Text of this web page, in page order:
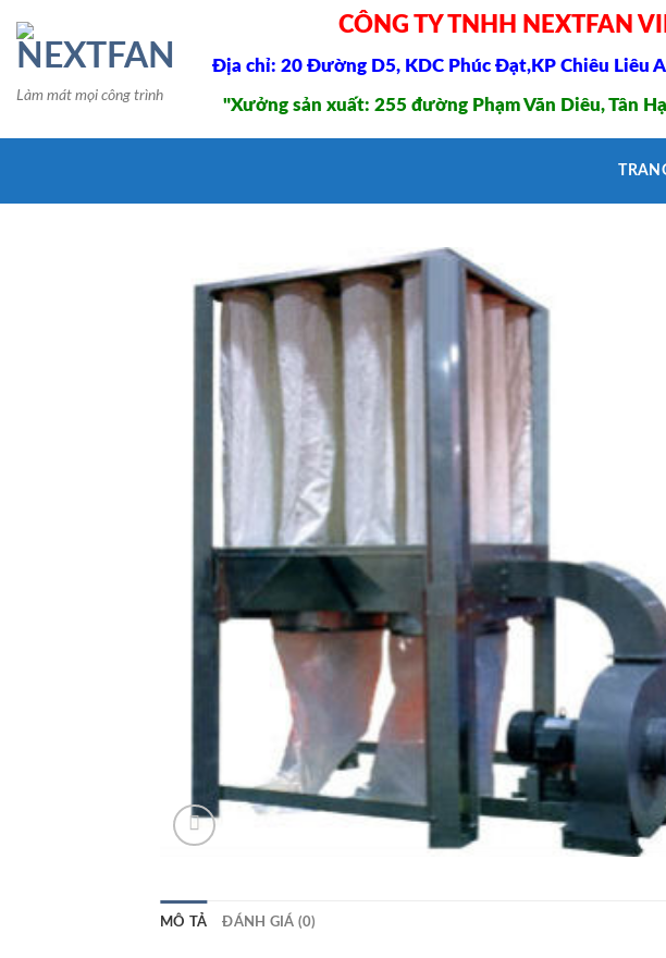
content
Làm mát mọi công trình
CÔNG TY TNHH NEXTFAN
Địa chỉ: 20 Đường D5, KDC Phúc Đạt,KP Chiêu Liêu A
"Xưởng sản xuất: 255 đường Phạm Văn Diêu, Tân
MÔ TẢ ĐÁNH GIÁ (0)